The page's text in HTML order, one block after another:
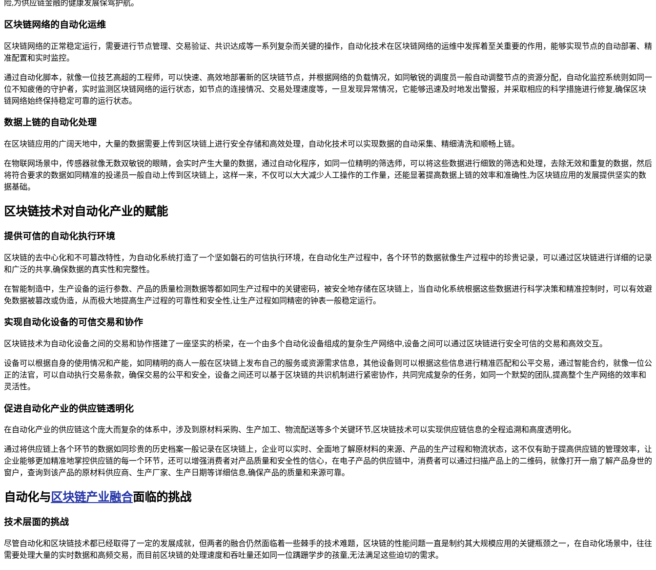
险,为供应链金融的健康发展保驾护航。
区块链网络的自动化运维
区块链网络的正常稳定运行，需要进行节点管理、交易验证、共识达成等一系列复杂而关键的操作，自动化技术在区块链网络的运维中发挥着至关重要的作用，能够实现节点的自动部署、精
准配置和实时监控。
通过自动化脚本，就像一位技艺高超的工程师，可以快速、高效地部署新的区块链节点，并根据网络的负载情况，如同敏锐的调度员一般自动调整节点的资源分配，自动化监控系统则如同一
位不知疲倦的守护者，实时监测区块链网络的运行状态，如节点的连接情况、交易处理速度等，一旦发现异常情况，它能够迅速及时地发出警报，并采取相应的科学措施进行修复,确保区块
链网络始终保持稳定可靠的运行状态。
数据上链的自动化处理
在区块链应用的广阔天地中，大量的数据需要上传到区块链上进行安全存储和高效处理，自动化技术可以实现数据的自动采集、精细清洗和顺畅上链。
在物联网场景中，传感器就像无数双敏锐的眼睛，会实时产生大量的数据，通过自动化程序，如同一位精明的筛选师，可以将这些数据进行细致的筛选和处理，去除无效和重复的数据，然后
将符合要求的数据如同精准的投递员一般自动上传到区块链上，这样一来，不仅可以大大减少人工操作的工作量，还能显著提高数据上链的效率和准确性,为区块链应用的发展提供坚实的数
据基础。
区块链技术对自动化产业的赋能
提供可信的自动化执行环境
区块链的去中心化和不可篡改特性，为自动化系统打造了一个坚如磐石的可信执行环境，在自动化生产过程中，各个环节的数据就像生产过程中的珍贵记录，可以通过区块链进行详细的记录
和广泛的共享,确保数据的真实性和完整性。
在智能制造中，生产设备的运行参数、产品的质量检测数据等都如同生产过程中的关键密码，被安全地存储在区块链上，当自动化系统根据这些数据进行科学决策和精准控制时，可以有效避
免数据被篡改或伪造，从而极大地提高生产过程的可靠性和安全性,让生产过程如同精密的钟表一般稳定运行。
实现自动化设备的可信交易和协作
区块链技术为自动化设备之间的交易和协作搭建了一座坚实的桥梁，在一个由多个自动化设备组成的复杂生产网络中,设备之间可以通过区块链进行安全可信的交易和高效交互。
设备可以根据自身的使用情况和产能，如同精明的商人一般在区块链上发布自己的服务或资源需求信息，其他设备则可以根据这些信息进行精准匹配和公平交易，通过智能合约，就像一位公
正的法官，可以自动执行交易条款，确保交易的公平和安全，设备之间还可以基于区块链的共识机制进行紧密协作，共同完成复杂的任务，如同一个默契的团队,提高整个生产网络的效率和
灵活性。
促进自动化产业的供应链透明化
在自动化产业的供应链这个庞大而复杂的体系中，涉及到原材料采购、生产加工、物流配送等多个关键环节,区块链技术可以实现供应链信息的全程追溯和高度透明化。
通过将供应链上各个环节的数据如同珍贵的历史档案一般记录在区块链上，企业可以实时、全面地了解原材料的来源、产品的生产过程和物流状态，这不仅有助于提高供应链的管理效率，让
企业能够更加精准地掌控供应链的每一个环节，还可以增强消费者对产品质量和安全性的信心，在电子产品的供应链中，消费者可以通过扫描产品上的二维码，就像打开一扇了解产品身世的
窗户，查询到该产品的原材料供应商、生产厂家、生产日期等详细信息,确保产品的质量和来源可靠。
自动化与 区块链产业融合面临的挑战
技术层面的挑战
尽管自动化和区块链技术都已经取得了一定的发展成就，但两者的融合仍然面临着一些棘手的技术难题，区块链的性能问题一直是制约其大规模应用的关键瓶颈之一，在自动化场景中，往往
需要处理大量的实时数据和高频交易，而目前区块链的处理速度和吞吐量还如同一位蹒跚学步的孩童,无法满足这些迫切的需求。